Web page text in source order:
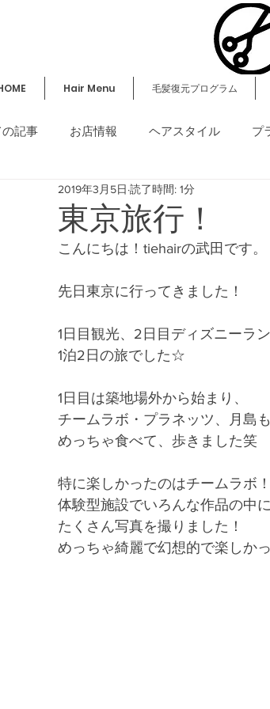
Hair Menu 毛髪復元プログラム
記事 お店情報 ヘアスタイル プ
講習／セミナー 美容情報
東京旅行！
2019年3月5日 読了時間: 1分
こんにちは！tiehairの武田です。
先日東京に行ってきました！
1日目観光、2日目ディズニーラ
1泊2日の旅でした☆
1日目は築地場外から始まり、
チームラボ・プラネッツ、月島
めっちゃ食べて、歩きました笑
特に楽しかったのはチームラボ！
体験型施設でいろんな作品の中
たくさん写真を撮りました！
めっちゃ綺麗で幻想的で楽しかっ